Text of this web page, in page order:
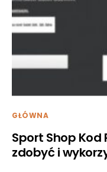
GŁÓWNA
Sport Shop
zdobyć i